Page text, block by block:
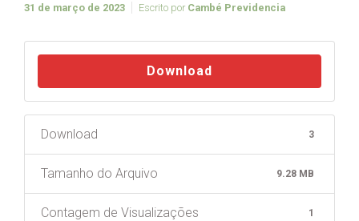
31 de março de 2023 Escrito por Cambé Previdencia
Download
Download 3
Tamanho do Arquivo 9.28 MB
Contagem de Visualizações 1